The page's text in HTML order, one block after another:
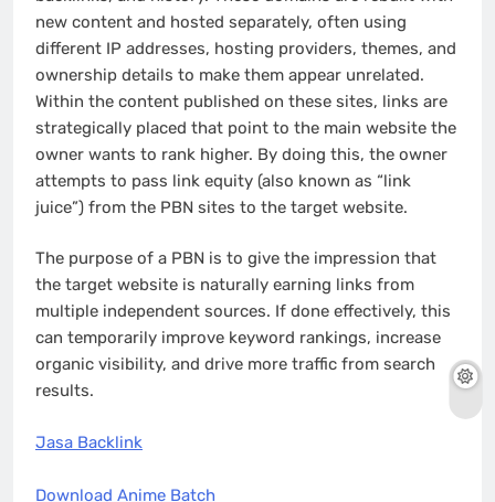
new content and hosted separately, often using
different IP addresses, hosting providers, themes, and
ownership details to make them appear unrelated.
Within the content published on these sites, links are
strategically placed that point to the main website the
owner wants to rank higher. By doing this, the owner
attempts to pass link equity (also known as “link
juice”) from the PBN sites to the target website.
The purpose of a PBN is to give the impression that
the target website is naturally earning links from
multiple independent sources. If done effectively, this
can temporarily improve keyword rankings, increase
organic visibility, and drive more traffic from search
results.
Jasa Backlink
Download Anime Batch